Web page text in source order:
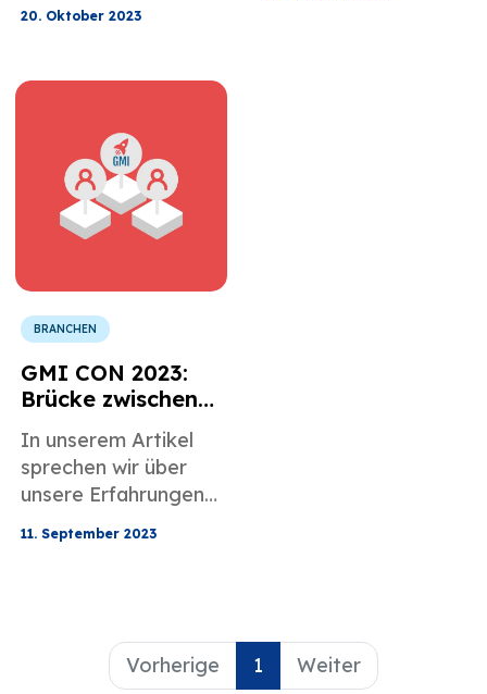
20. Oktober 2023
BRANCHEN
GMI CON 2023:
Brücke zwischen
Einwanderungsbr
anche und
digitalem
Marketing
In unserem Artikel
sprechen wir über
unsere Erfahrungen
mit der GMI CON
2023.
11. September 2023
Vorherige 1 Weiter